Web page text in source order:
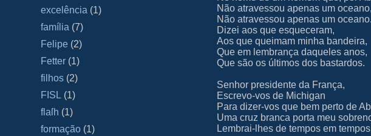
excelência (1)
família (7)
Felipe (2)
Fetter (1)
filhos (2)
FISL (1)
flaſh (1)
formação (1)
Não atravessou apenas um oceano,
Não atravessou apenas um oceano.
Dizei aos que esqueceram,
Aos que queimam minha bandeira,
Que em lembrança daqueles anos,
Que são os últimos dos bastardos.
Senhor presidente da França,
Escrevo-vos de Michigan
Para dizer-vos que bem perto de
Uma cruz branca porta meu
Lembrai-lhes de tempos em